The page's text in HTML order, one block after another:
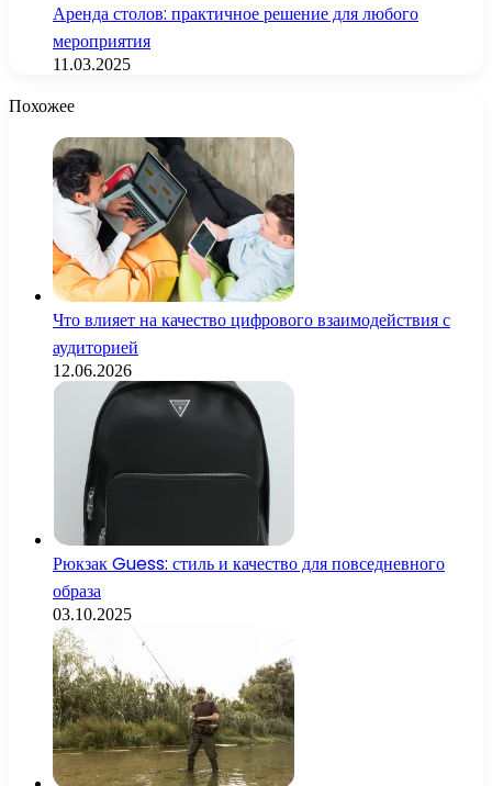
Аренда столов: практичное решение для любого
мероприятия
11.03.2025
Похожее
Что влияет на качество цифрового взаимодействия с
аудиторией
12.06.2026
Рюкзак Guess: стиль и качество для повседневного
образа
03.10.2025